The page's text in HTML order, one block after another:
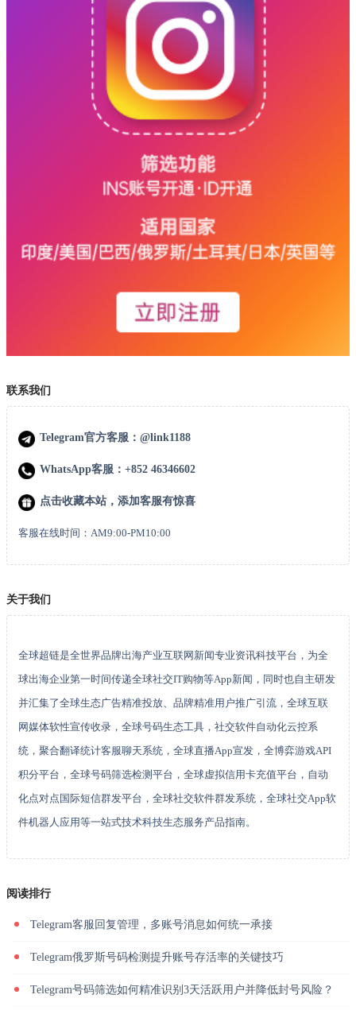
联系我们
Telegram官方客服：@link1188
WhatsApp客服：+852 46346602
点击收藏本站，添加客服有惊喜
客服在线时间：AM9:00-PM10:00
关于我们
全球超链是全世界品牌出海产业互联网新闻专业资讯科技平台，为全
球出海企业第一时间传递全球社交IT购物等App新闻，同时也自主研发
并汇集了全球生态广告精准投放、品牌精准用户推广引流，全球互联
网媒体软性宣传收录，全球号码生态工具，社交软件自动化云控系
统，聚合翻译统计客服聊天系统，全球直播App宣发，全博弈游戏API
积分平台，全球号码筛选检测平台，全球虚拟信用卡充值平台，自动
化点对点国际短信群发平台，全球社交软件群发系统，全球社交App软
件机器人应用等一站式技术科技生态服务产品指南。
阅读排行
Telegram客服回复管理，多账号消息如何统一承接
Telegram俄罗斯号码检测提升账号存活率的关键技巧
Telegram号码筛选如何精准识别3天活跃用户并降低封号风险？